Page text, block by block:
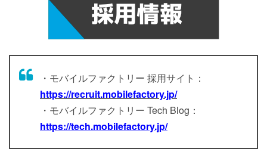
・モバイルファクトリー 採用サイト：
https://recruit.mobilefactory.jp/
・モバイルファクトリー Tech Blog：
https://tech.mobilefactory.jp/